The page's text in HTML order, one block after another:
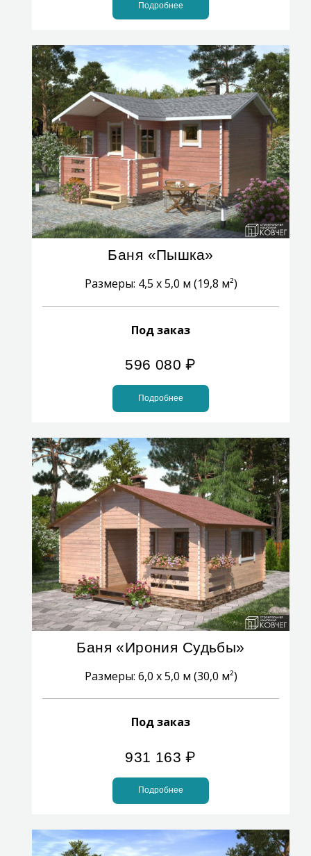
Подробнее
Баня «Пышка»
Размеры: 4,5 x 5,0 м (19,8 м²)
Под заказ
596 080 ₽
Подробнее
Баня «Ирония Судьбы»
Размеры: 6,0 x 5,0 м (30,0 м²)
Под заказ
931 163 ₽
Подробнее